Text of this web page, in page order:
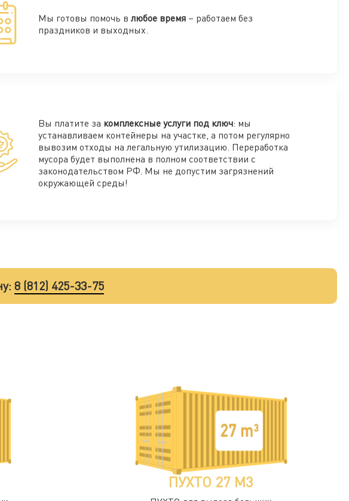
Мы готовы помочь в любое время – работаем без
праздников и выходных.
Вы платите за комплексные услуги под ключ: мы
устанавливаем контейнеры на участке, а потом регулярно
вывозим отходы на легальную утилизацию. Переработка
мусора будет выполнена в полном соответствии с
законодательством РФ. Мы не допустим загрязнений
окружающей среды!
8 (812) 425-33-75
ПУХТО 27 М3